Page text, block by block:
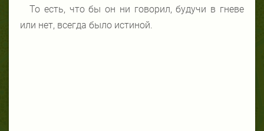
То есть, что бы он ни говорил, будучи в гневе
или нет, всегда было истиной.